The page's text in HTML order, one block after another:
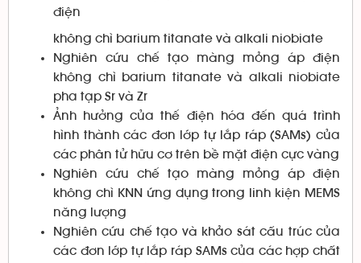
điện
không chì barium titanate và alkali niobiate
Nghiên cứu chế tạo màng mỏng áp điện
không chì barium titanate và alkali niobiate
pha tạp Sr và Zr
Ảnh hưởng của thế điện hóa đến quá trình
hình thành các đơn lớp tự lắp ráp (SAMs) của
các phân tử hữu cơ trên bề mặt điện cực vàng
Nghiên cứu chế tạo màng mỏng áp điện
không chì KNN ứng dụng trong linh kiện MEMS
năng lượng
Nghiên cứu chế tạo và khảo sát cấu trúc của
các đơn lớp tự lắp ráp SAMs của các hợp chất